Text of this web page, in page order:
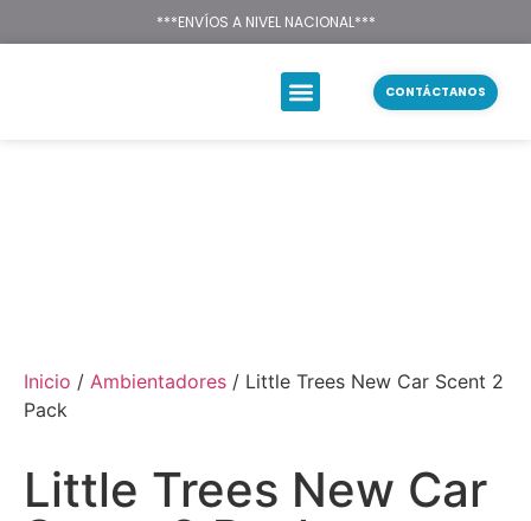
Texsal Venezuela –
***ENVÍOS A NIVEL NACIONAL***
CONTÁCTANOS
Inicio / Ambientadores / Little Trees New Car Scent 2
Pack
Little Trees New Car